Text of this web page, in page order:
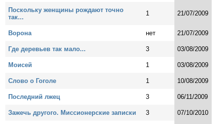
Поскольку женщины рождают точно
так...
1 21/07/2009
Ворона нет 21/07/2009
Где деревьев так мало... 3 03/08/2009
Моисей 1 03/08/2009
Слово о Гоголе 1 10/08/2009
Последний лжец 3 06/11/2009
Зажечь другого. Миссионерские записки 3 07/10/2010